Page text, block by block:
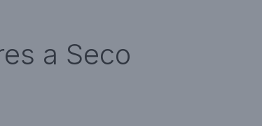
a Seco